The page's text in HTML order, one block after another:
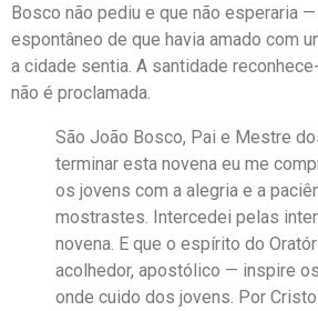
Bosco não pediu e que não esperaria
espontâneo de que havia amado com
a cidade sentia. A santidade
não é proclamada.
São João Bosco, Pai e Mestre
terminar esta novena eu me
os jovens com a alegria e a
mostrastes. Intercedei pelas
novena. E que o espírito do
acolhedor, apostólico — inspire
onde cuido dos jovens. Por